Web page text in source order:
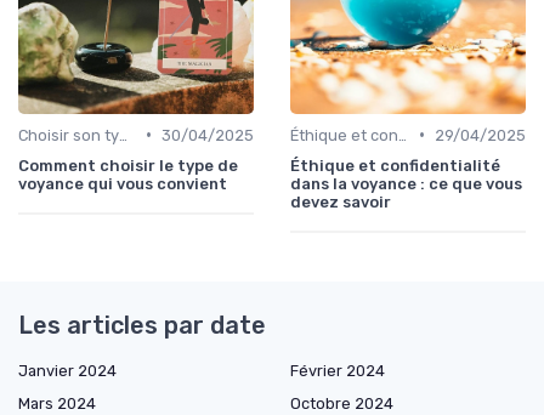
• 30/04/2025
Comment choisir le type de
voyance qui vous convient
•
29/04/2025
Éthique et confidentialité
dans la voyance : ce que vous
devez savoir
Les articles par date
Janvier 2024
Février 2024
Mars 2024
Octobre 2024